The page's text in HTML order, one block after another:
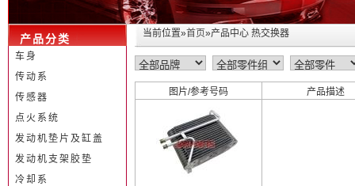
当前位置»首页»产品中心 热交换器
图片/参考号码 产品描述
产品分类
车身
传动系
传感器
点火系统
发动机垫片及缸盖
发动机支架胶垫
冷却系